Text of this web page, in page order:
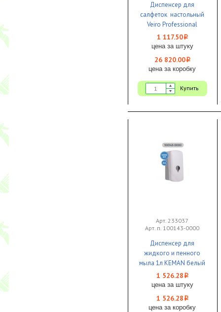
Диспенсер для
салфеток настольный
Veiro Professional
EASYNAP micro
белый 1/24
1 117.50i
цена за штуку
26 820.00i
цена за коробку
Купить
Арт. 233037
Арт. п. 100143-0000
Диспенсер для
жидкого и пенного
мыла 1л KEMAN белый
пластик 1/1 наливной
1 526.28 i
цена за штуку
1 526.28 i
цена за коробку